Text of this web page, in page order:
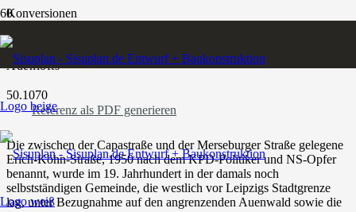
Konversionen
LEIPZIG
Auenlofts
50.1070
Referenz als PDF generieren
Die zwischen der Capastraße und der Merseburger Straße gelegene
Erich-Köhn-Straße, 1950 nach dem KPD-Politiker und NS-Opfer
benannt, wurde im 19. Jahrhundert in der damals noch
selbstständigen Gemeinde, die westlich vor Leipzigs Stadtgrenze
lag, unter Bezugnahme auf den angrenzenden Auenwald sowie die